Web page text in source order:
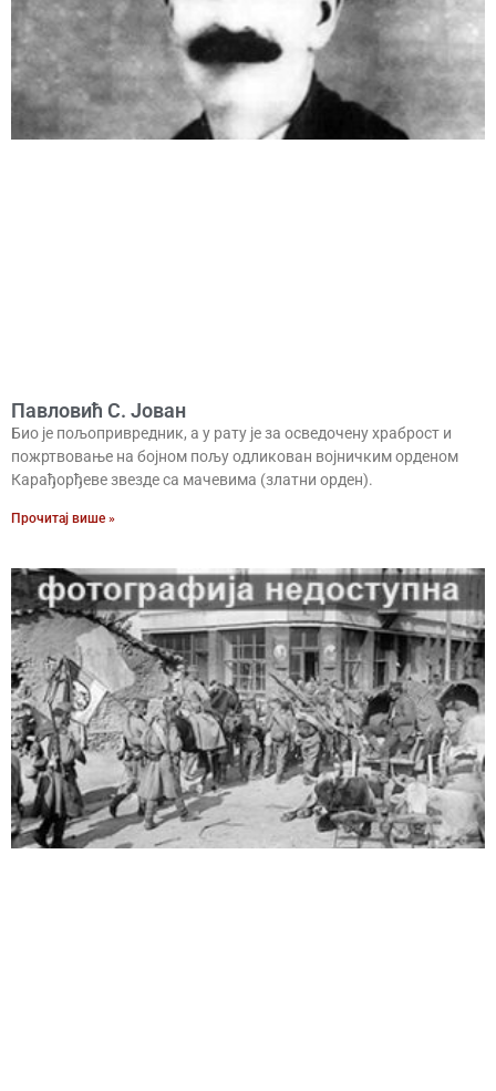
Павловић С. Јован
Био је пољопривредник, а у рату је за осведочену храброст и
пожртвовање на бојном пољу одликован војничким орденом
Карађорђеве звезде са мачевима (златни орден).
Прочитај више »